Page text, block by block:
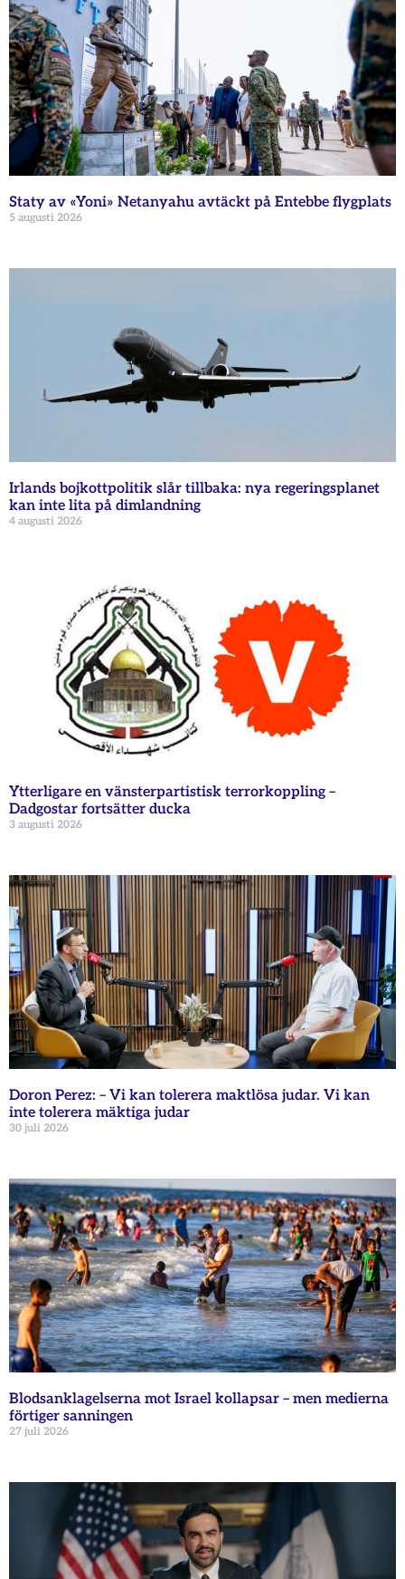
Staty av «Yoni» Netanyahu avtäckt på Entebbe flygplats
5 augusti 2026
Irlands bojkottpolitik slår tillbaka: nya regeringsplanet
kan inte lita på dimlandning
4 augusti 2026
Ytterligare en vänsterpartistisk terrorkoppling –
Dadgostar fortsätter ducka
3 augusti 2026
Doron Perez: – Vi kan tolerera maktlösa judar. Vi kan
inte tolerera mäktiga judar
30 juli 2026
Blodsanklagelserna mot Israel kollapsar – men medierna
förtiger sanningen
27 juli 2026